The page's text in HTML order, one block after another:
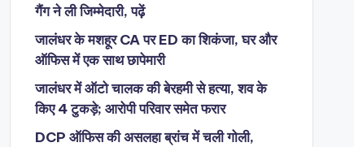
गैंग ने ली जिम्मेदारी, पढ़ें
जालंधर के मशहूर CA पर ED का शिकंजा, घर और
ऑफिस में एक साथ छापेमारी
जालंधर में ऑटो चालक की बेरहमी से हत्या, शव के
किए 4 टुकड़े; आरोपी परिवार समेत फरार
DCP ऑफिस की असलहा ब्रांच में चली गोली,